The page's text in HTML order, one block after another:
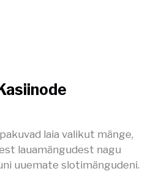
laia valikut mänge,
lauamängudest nagu
uuemate slotimängudeni.